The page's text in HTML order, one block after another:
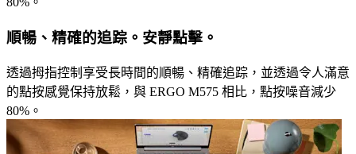
順暢、精確的追踪。安靜點擊。
透過拇指控制享受長時間的順暢、精確追踪，並透過令人滿意
的點按感覺保持放鬆，與 ERGO M575 相比，點按噪音減少
80%。